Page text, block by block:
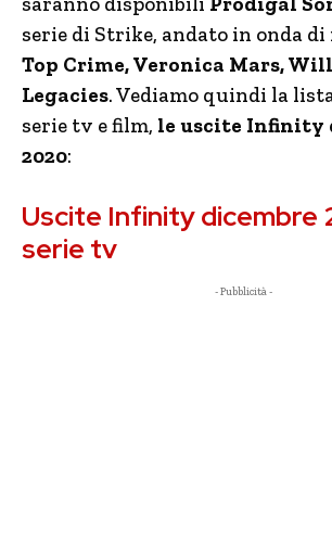
serie di Strike, andato in onda di
Top Crime, Veronica Mars,
Legacies. Vediamo quindi la
serie tv e film, le uscite Infinity
2020:
Uscite Infinity dicembre
serie tv
- Pubblicità -